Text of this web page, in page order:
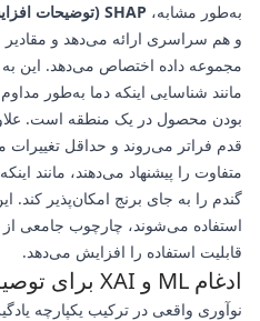
به‌طور مشابه، SHAP (توضیحات افزایشی شپلی)
و هم سراسری ارائه می‌دهد و
مجموعه داده اختصاص می‌دهد. این
مانند شناسایی اینکه دما به‌طور
بودن محصول در یک منطقه است.
قدم فراتر می‌روند و حداقل تغییرات
متفاوت را پیشنهاد می‌دهند، مانند
گندم را به جای برنج امکان‌پذیر
استفاده می‌شوند، چارچوب جامعی از
قابلیت استفاده را افزایش می‌دهد.
ادغام ML و XAI برای توصیه‌های شفاف